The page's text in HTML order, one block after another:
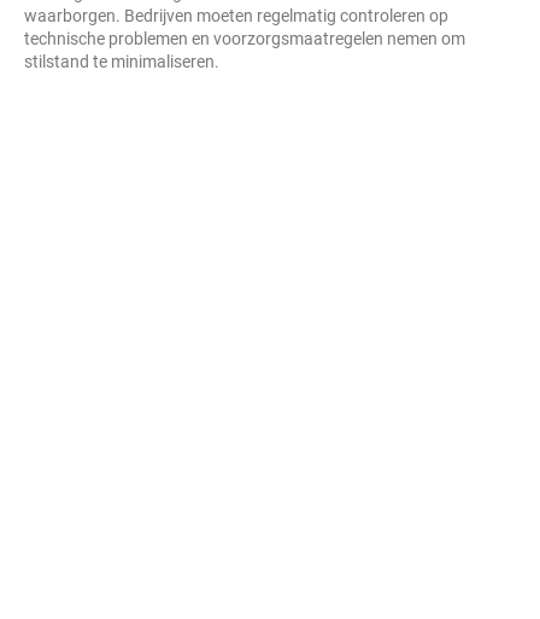
waarborgen. Bedrijven moeten regelmatig controleren op
technische problemen en voorzorgsmaatregelen nemen om
stilstand te minimaliseren.